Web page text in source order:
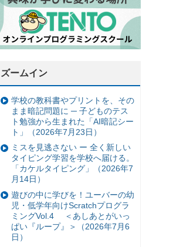
ズームイン
学校の教科書やプリントを、その
まま暗記問題に ─ 子どものテス
ト勉強から生まれた「AI暗記シー
ト」（2026年7月23日）
ミスを見逃さない ー 全く新しい
タイピング学習を学校へ届ける。
「カケルタイピング」（2026年7
月14日）
遊びの中に学びを！ユーバーの幼
児・低学年向けScratchプログラ
ミングVol.4 ＜あしあとがいっ
ぱい『ループ』＞（2026年7月6
日）